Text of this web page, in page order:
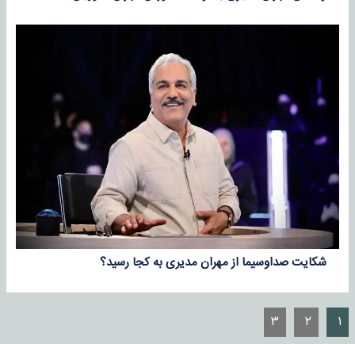
شکایت صداوسیما از مهران مدیری به کجا رسید؟
۱ ۲ ۳